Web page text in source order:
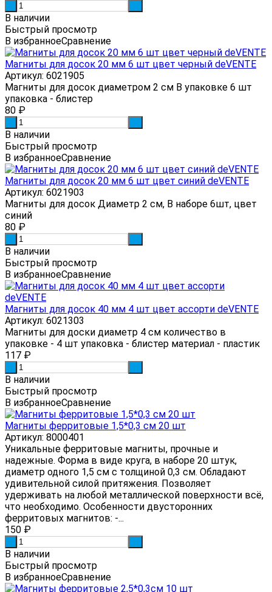
В наличии
Быстрый просмотр
В избранноеСравнение
Магниты для досок 20 мм 6 шт цвет черный deVENTE
Артикул: 6021905
Магниты для досок диаметром 2 см В упаковке 6 шт
упаковка - блистер
80 ₽
В наличии
Быстрый просмотр
В избранноеСравнение
Магниты для досок 20 мм 6 шт цвет синий deVENTE
Артикул: 6021903
Магниты для досок Диаметр 2 см, В наборе 6шт, цвет
синий
80 ₽
В наличии
Быстрый просмотр
В избранноеСравнение
Магниты для досок 40 мм 4 шт цвет ассорти deVENTE
Артикул: 6021303
Магниты для доски диаметр 4 см количество в
упаковке - 4 шт упаковка - блистер материал - пластик
117 ₽
В наличии
Быстрый просмотр
В избранноеСравнение
Магниты ферритовые 1,5*0,3 см 20 шт
Артикул: 8000401
Уникальные ферритовые магниты, прочные и
надежные. Форма в виде круга, в наборе 20 штук,
диаметр одного 1,5 см с толщиной 0,3 см. Обладают
удивительной силой притяжения. Позволяет
удерживать на любой металлической поверхности всё,
что необходимо. Особенности двусторонних
ферритовых магнитов: -...
150 ₽
В наличии
Быстрый просмотр
В избранноеСравнение